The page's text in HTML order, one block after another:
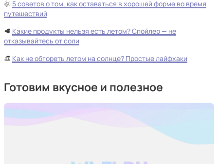
🌞 5 советов о том, как оставаться в хорошей форме во время
путешествий
🥩 Какие продукты нельзя есть летом? Спойлер — не
отказывайтесь от соли
👒 Как не обгореть летом на солнце? Простые лайфхаки
Готовим вкусное и полезное